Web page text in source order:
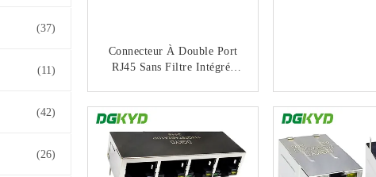
(37)
(11)
(42)
(26)
Connecteur À Double Port
RJ45 Sans Filtre Intégré,
DGKYD112B035HWA1D13
CONTACTEZ